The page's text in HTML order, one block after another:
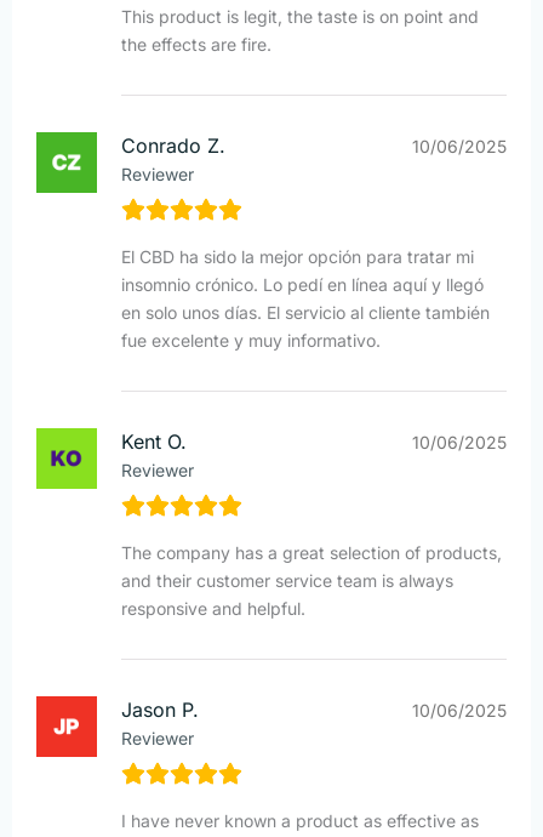
This product is legit, the taste is on point and
the effects are fire.
Conrado Z.
Reviewer
10/06/2025
El CBD ha sido la mejor opción para tratar mi
insomnio crónico. Lo pedí en línea aquí y llegó
en solo unos días. El servicio al cliente también
fue excelente y muy informativo.
Kent O.
Reviewer
10/06/2025
The company has a great selection of products,
and their customer service team is always
responsive and helpful.
Jason P.
Reviewer
10/06/2025
I have never known a product as effective as